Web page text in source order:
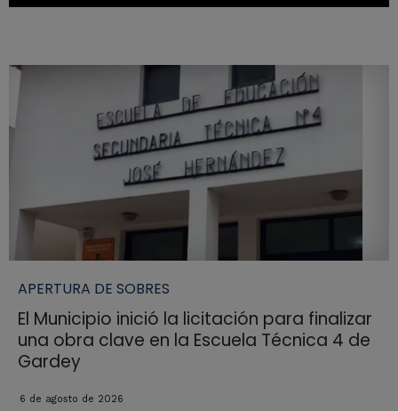
APERTURA DE SOBRES
El Municipio inició la licitación para finalizar
una obra clave en la Escuela Técnica 4 de
Gardey
6 de agosto de 2026